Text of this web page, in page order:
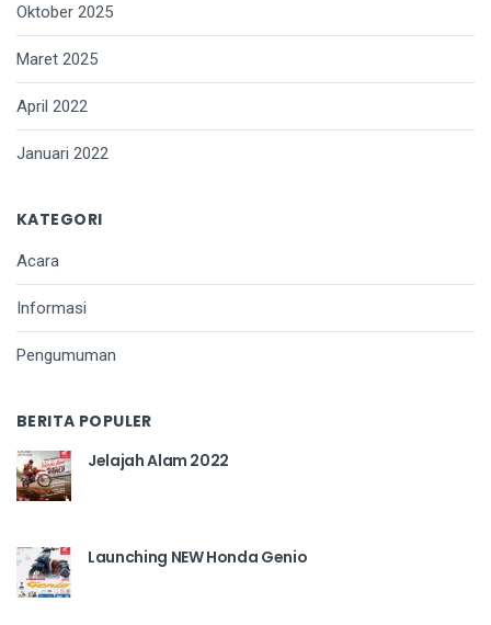
Oktober 2025
Maret 2025
April 2022
Januari 2022
KATEGORI
Acara
Informasi
Pengumuman
BERITA POPULER
Jelajah Alam 2022
Launching NEW Honda Genio